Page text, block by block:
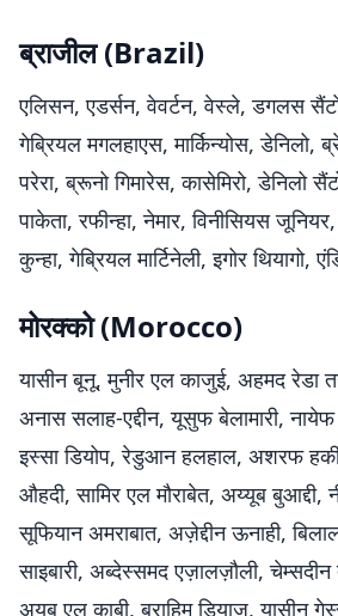
ब्राजील (Brazil)
एलिसन, एडर्सन, वेवर्टन, वेस्ले, डगलस
गेब्रियल मगलहाएस, मार्किन्योस, डेनिलो,
परेरा, ब्रूनो गिमारेस, कासेमिरो, डेनिलो
पाकेता, रफीन्हा, नेमार, विनीसियस
कुन्हा, गेब्रियल मार्टिनेली, इगोर थियागो,
मोरक्को (Morocco)
यासीन बूनू, मुनीर एल काजुई, अहमद रेडा
अनास सलाह-एद्दीन, यूसुफ बेलामारी, नायेफ
इस्सा डियोप, रेडुआन हलहाल, अशरफ
औहदी, सामिर एल मौराबेत, अय्यूब बुआद्दी,
सूफियान अमराबात, अज़ेद्दीन ऊनाही,
साइबारी, अब्देस्समद एज़ालज़ौली, चेम्सदीन
अयूब एल काबी, ब्राहिम डियाज़, यासीन